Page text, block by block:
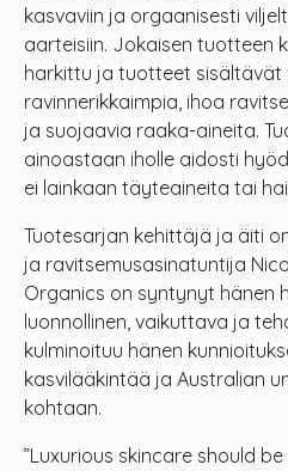
kasvaviin ja orgaanisesti
aarteisiin. Jokaisen tuotteen
harkittu ja tuotteet sisältävät
ravinnerikkaimpia, ihoa
ja suojaavia raaka-aineita.
ainoastaan iholle aidosti
ei lainkaan täyteaineita tai
Tuotesarjan kehittäjä ja äiti
ja ravitsemusasinatuntija
Organics on syntynyt hänen
luonnollinen, vaikuttava ja
kulminoituu hänen
kasvilääkintää ja Australian
kohtaan.
”Luxurious skincare should